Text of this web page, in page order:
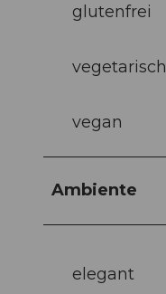
glutenfrei
vegetarisch
vegan
Ambiente
elegant